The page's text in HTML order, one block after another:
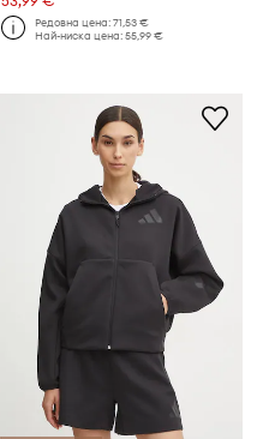
Редовна цена:71,53 €
Най-ниска цена:55,99 €